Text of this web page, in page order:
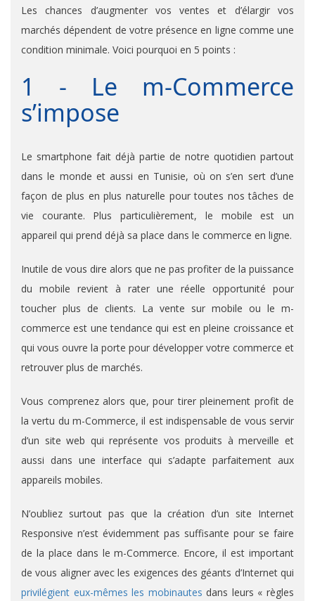
Les chances d’augmenter vos ventes et d’élargir vos
marchés dépendent de votre présence en ligne comme une
condition minimale. Voici pourquoi en 5 points :
1 - Le m-Commerce
s’impose
Le smartphone fait déjà partie de notre quotidien partout
dans le monde et aussi en Tunisie, où on s’en sert d’une
façon de plus en plus naturelle pour toutes nos tâches de
vie courante. Plus particulièrement, le mobile est un
appareil qui prend déjà sa place dans le commerce en ligne.
Inutile de vous dire alors que ne pas profiter de la puissance
du mobile revient à rater une réelle opportunité pour
toucher plus de clients. La vente sur mobile ou le m-
commerce est une tendance qui est en pleine croissance et
qui vous ouvre la porte pour développer votre commerce et
retrouver plus de marchés.
Vous comprenez alors que, pour tirer pleinement profit de
la vertu du m-Commerce, il est indispensable de vous servir
d’un site web qui représente vos produits à merveille et
aussi dans une interface qui s’adapte parfaitement aux
appareils mobiles.
N’oubliez surtout pas que la création d’un site Internet
Responsive n’est évidemment pas suffisante pour se faire
de la place dans le m-Commerce. Encore, il est important
de vous aligner avec les exigences des géants d’Internet qui
privilégient eux-mêmes les mobinautes dans leurs « règles